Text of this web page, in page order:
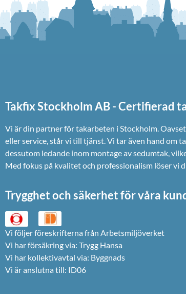
Takfix Stockholm AB - Certifierad
Vi är din partner för takarbeten i Stockholm.
eller service, står vi till tjänst. Vi tar även hand om
dessutom ledande inom montage av sedumtak,
Med fokus på kvalitet och professionalism löser vi
Trygghet och säkerhet för våra
Vi följer föreskrifterna från Arbetsmiljöverket
Vi har försäkring via: Trygg Hansa
Vi har kollektivavtal via: Byggnads
Vi är anslutna till: ID06